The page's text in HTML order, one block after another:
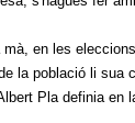
en les
la població li
Pla definia en